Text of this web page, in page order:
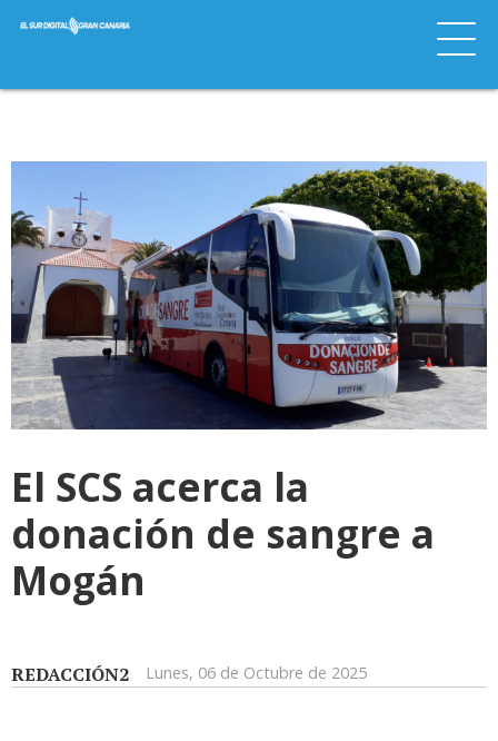
El SCS acerca la
donación de sangre a
Mogán
REDACCIÓN2 Lunes, 06 de Octubre de 2025